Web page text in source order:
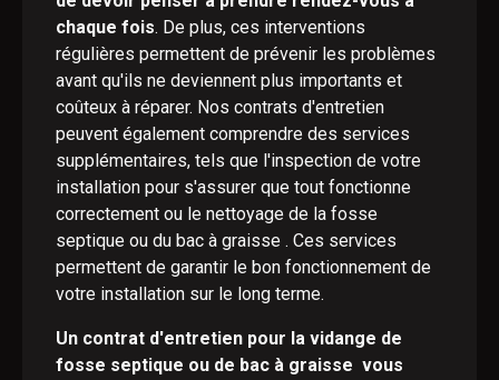
chaque fois. De plus, ces interventions
régulières permettent de prévenir les problèmes
avant qu'ils ne deviennent plus importants et
coûteux à réparer. Nos contrats d'entretien
peuvent également comprendre des services
supplémentaires, tels que l'inspection de votre
installation pour s'assurer que tout fonctionne
correctement ou le nettoyage de la fosse
septique ou du bac à graisse . Ces services
permettent de garantir le bon fonctionnement de
votre installation sur le long terme.
Un contrat d'entretien pour la vidange de
fosse septique ou de bac à graisse vous